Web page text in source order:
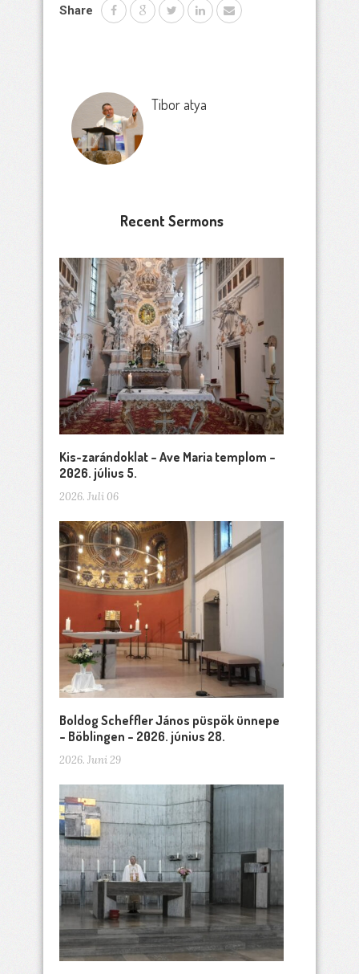
Share
Tibor atya
Recent Sermons
Kis-zarándoklat – Ave Maria templom –
2026. július 5.
2026. Juli 06
Boldog Scheffler János püspök ünnepe
– Böblingen – 2026. június 28.
2026. Juni 29